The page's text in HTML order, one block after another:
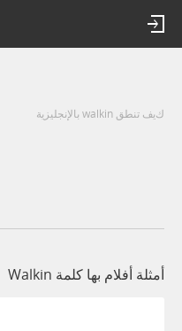
كيف تنطق walkin بالإنجليزية
أمثلة أفلام بها كلمة Walkin